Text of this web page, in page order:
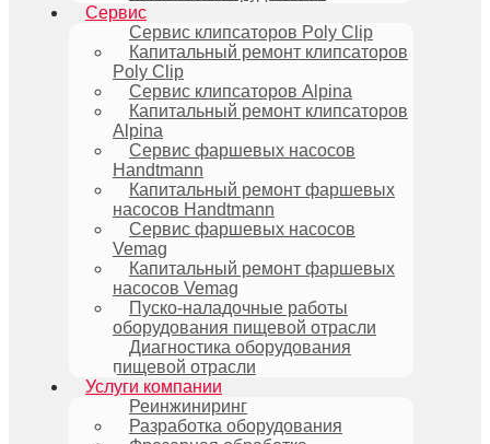
Сервис
Сервис клипсаторов Poly Clip
Капитальный ремонт клипсаторов
Poly Clip
Сервис клипсаторов Alpina
Капитальный ремонт клипсаторов
Alpina
Сервис фаршевых насосов
Handtmann
Капитальный ремонт фаршевых
насосов Handtmann
Сервис фаршевых насосов
Vemag
Капитальный ремонт фаршевых
насосов Vemag
Пуско-наладочные работы
оборудования пищевой отрасли
Диагностика оборудования
пищевой отрасли
Услуги компании
Реинжиниринг
Разработка оборудования